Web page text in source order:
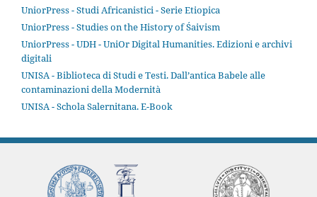
UniorPress - Studi Africanistici - Serie Etiopica
UniorPress - Studies on the History of Śaivism
UniorPress - UDH - UniOr Digital Humanities. Edizioni e archivi
digitali
UNISA - Biblioteca di Studi e Testi. Dall’antica Babele alle
contaminazioni della Modernità
UNISA - Schola Salernitana. E-Book